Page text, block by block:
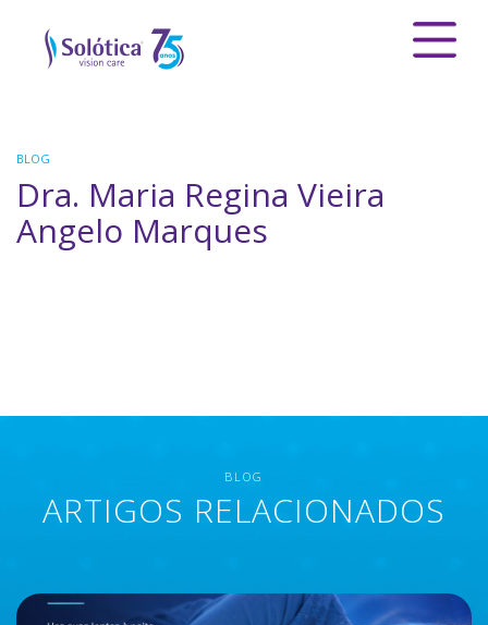
BLOG
Dra. Maria Regina Vieira
Angelo Marques
BLOG
ARTIGOS RELACIONADOS